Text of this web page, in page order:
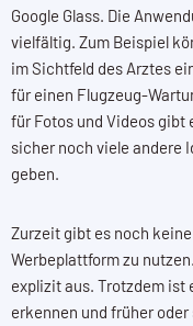
Google Glass. Die
vielfältig. Zum Beispiel
im Sichtfeld des Arztes
für einen Flugzeug-
für Fotos und Videos
sicher noch viele andere
geben.
Zurzeit gibt es noch
Werbeplattform zu
explizit aus. Trotzdem ist
erkennen und früher